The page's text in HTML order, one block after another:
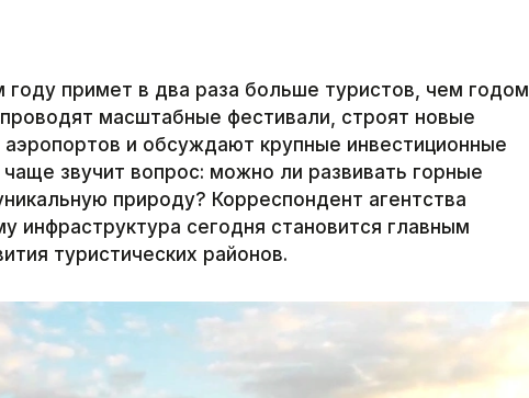
году примет в два раза больше туристов, чем годом
масштабные фестивали, строят новые
аэропортов и обсуждают крупные инвестиционные
звучит вопрос: можно ли развивать горные
природу? Корреспондент агентства
инфраструктура сегодня становится главным
туристических районов.